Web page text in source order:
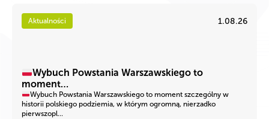
Aktualności 1.08.26
Wybuch Powstania Warszawskiego to
moment…
Wybuch Powstania Warszawskiego to moment szczególny w
historii polskiego podziemia, w którym ogromną, nierzadko
pierwszopl...